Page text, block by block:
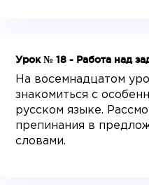
Урок № 18 - Работа над
На восемнадцатом
знакомиться с
русском языке.
препинания в
словами.